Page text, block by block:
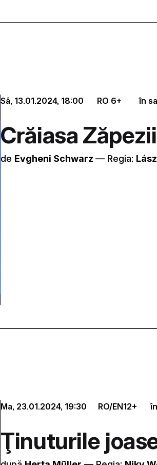
Sâ, 13.01.2024, 18:00 RO 6+ în
Crăiasa Zăpezii
de Evgheni Schwarz –– Regia:
Ma, 23.01.2024, 19:30 RO/EN12+
Ţinuturile